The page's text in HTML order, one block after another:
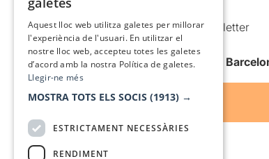
Condicions d’ús
Comunicacions comercials i Newsletter
Anuncia’t
Vull rebre la newsletter de Teatre
Aquest lloc web utilitza galetes per millorar
l'experiència de l'usuari. En utilitzar el
nostre lloc web, accepteu totes les galetes
d’acord amb la nostra Política de galetes.
Llegir-ne més
MOSTRA TOTS ELS SOCIS (1913) →
ESTRICTAMENT NECESSÀRIES
RENDIMENT